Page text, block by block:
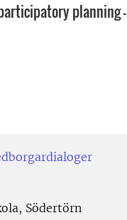
planning -
Södertörn